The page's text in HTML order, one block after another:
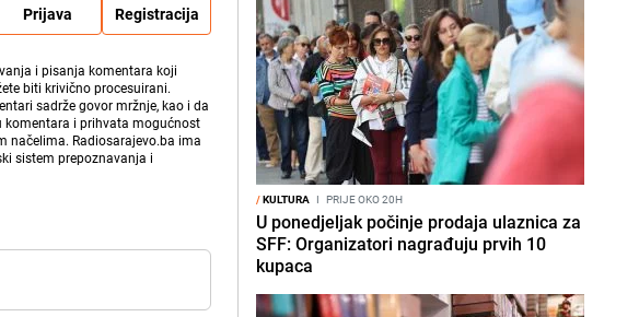
Prijava Registracija
i pisanja komentara koji
biti krivično procesuirani.
sadrže govor mržnje, kao i da
komentara i prihvata mogućnost
načelima. Radiosarajevo.ba ima
sistem prepoznavanja i
/KULTURA I PRIJE OKO 20H
U ponedjeljak počinje prodaja ulaznica za
SFF: Organizatori nagrađuju prvih 10
kupaca